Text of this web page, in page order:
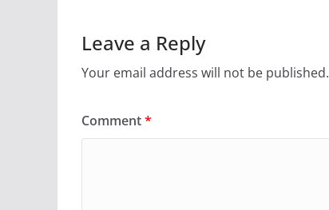
Leave a Reply
Your email address will not be published.
Comment*